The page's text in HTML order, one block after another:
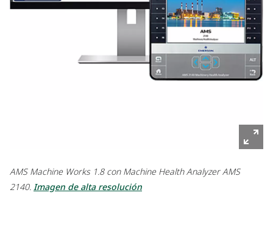
AMS Machine Works 1.8 con Machine Health Analyzer AMS
2140. Imagen de alta resolución